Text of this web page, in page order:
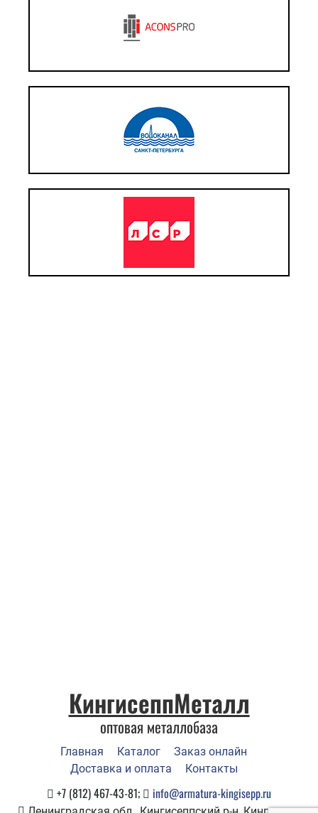
КингисеппМеталл
оптовая металлобаза
Главная Каталог
Заказ онлайн
Доставка и оплата
Контакты
+7 (812) 467-43-81; info@armatura-kingisepp.ru